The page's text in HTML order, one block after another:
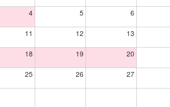
4 5 6
11 12 13
18 19 20
25 26 27